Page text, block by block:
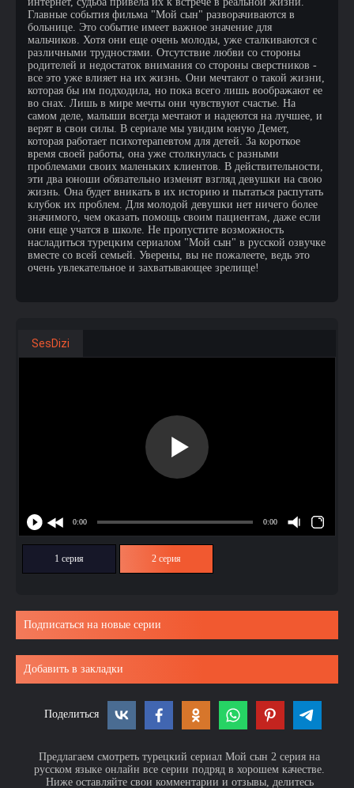
Главные события фильма "Мой сын" разворачиваются в
больнице. Это событие имеет важное значение для
мальчиков. Хотя они еще очень молоды, уже сталкиваются с
различными трудностями. Отсутствие любви со стороны
родителей и недостаток внимания со стороны сверстников -
все это уже влияет на их жизнь. Они мечтают о такой жизни,
которая бы им подходила, но пока всего лишь воображают ее
во снах. Лишь в мире мечты они чувствуют счастье. На
самом деле, малыши всегда мечтают и надеются на лучшее, и
верят в свои силы. В сериале мы увидим юную Демет,
которая работает психотерапевтом для детей. За короткое
время своей работы, она уже столкнулась с разными
проблемами своих маленьких клиентов. В действительности,
эти два юноши обязательно изменят взгляд девушки на свою
жизнь. Она будет вникать в их историю и пытаться распутать
клубок их проблем. Для молодой девушки нет ничего более
значимого, чем оказать помощь своим пациентам, даже если
они еще учатся в школе. Не пропустите возможность
насладиться турецким сериалом "Мой сын" в русской озвучке
вместе со всей семьей. Уверены, вы не пожалеете, ведь это
очень увлекательное и захватывающее зрелище!
SesDizi
1 серия 2 серия
Подписаться на новые серии
Добавить в закладки
Поделиться
Предлагаем смотреть турецкий сериал Мой сын 2 серия на
русском языке онлайн все серии подряд в хорошем качестве.
Ниже оставляйте свои комментарии и отзывы, делитесь